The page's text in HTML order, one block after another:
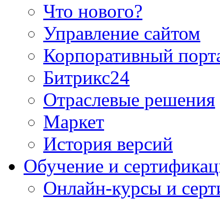
Что нового?
Управление сайтом
Корпоративный
Битрикс24
Отраслевые решения
Маркет
История версий
Обучение и
Онлайн-курсы и